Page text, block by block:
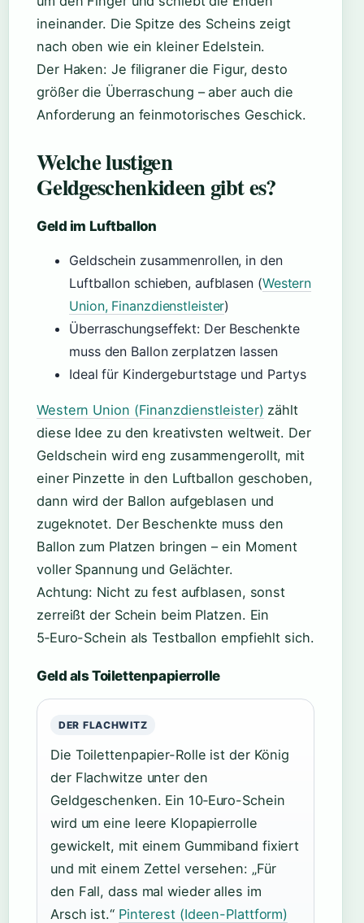
ineinander. Die Spitze des Scheins zeigt
nach oben wie ein kleiner Edelstein.
Der Haken: Je filigraner die Figur, desto
größer die Überraschung – aber auch die
Anforderung an feinmotorisches Geschick.
Welche lustigen
Geldgeschenkideen gibt es?
Geld im Luftballon
Geldschein zusammenrollen, in den
Luftballon schieben, aufblasen (Western
Union, Finanzdienstleister)
Überraschungseffekt: Der Beschenkte
muss den Ballon zerplatzen lassen
Ideal für Kindergeburtstage und Partys
Western Union (Finanzdienstleister) zählt
diese Idee zu den kreativsten weltweit. Der
Geldschein wird eng zusammengerollt, mit
einer Pinzette in den Luftballon geschoben,
dann wird der Ballon aufgeblasen und
zugeknotet. Der Beschenkte muss den
Ballon zum Platzen bringen – ein Moment
voller Spannung und Gelächter.
Achtung: Nicht zu fest aufblasen, sonst
zerreißt der Schein beim Platzen. Ein
5‑Euro-Schein als Testballon empfiehlt sich.
Geld als Toilettenpapierrolle
DER FLACHWITZ
Die Toilettenpapier-Rolle ist der König
der Flachwitze unter den
Geldgeschenken. Ein 10‑Euro-Schein
wird um eine leere Klopapierrolle
gewickelt, mit einem Gummiband fixiert
und mit einem Zettel versehen: „Für
den Fall, dass mal wieder alles im
Arsch ist.“ Pinterest (Ideen-Plattform)